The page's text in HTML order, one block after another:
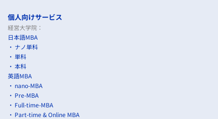
個人向けサービス
経営大学院：
日本語MBA
ナノ単科
単科
本科
英語MBA
nano-MBA
Pre-MBA
Full-time-MBA
Part-time & Online MBA